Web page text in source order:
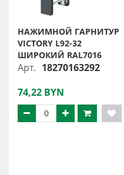
НАЖИМНОЙ ГАРНИТУР
VICTORY L92-32
ШИРОКИЙ RAL7016
Арт. 18270163292
74,22 BYN